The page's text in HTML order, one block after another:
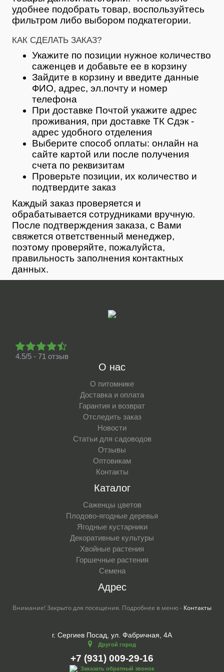
удобнее подобрать товар, воспользуйтесь
фильтром либо выбором подкатегории.
КАК СДЕЛАТЬ ЗАКАЗ?
Укажите по позиции нужное количество
саженцев и добавьте ее в корзину
Зайдите в корзину и введите данные
ФИО, адрес, эл.почту и номер
телефона
При доставке Почтой укажите адрес
проживания, при доставке ТК Сдэк -
адрес удобного отделения
Выберите способ оплаты: онлайн на
сайте картой или после получения
счета по реквизитам
Проверьте позиции, их количество и
подтвердите заказ
Каждый заказ проверяется и
обрабатывается сотрудниками вручную.
После подтверждения заказа, с Вами
свяжется ответственный менеджер,
поэтому проверяйте, пожалуйста,
правильность заполнения контактных
данных.
4.5/5 - 71 отзыв
О нас
О питомнике
Доставка и оплата
Гарантия и возврат
Отследить заказ
Новости
Статьи для садоводов
Отзывы
Оптовикам
Контакты
Каталог
Саженцы цветов
Плодово-ягодные деревья
Ягодные кустарники
Декоративные культуры
Хвойные растения
Горшечные растения
Семена
Адрес
Внимание! Закрыто для посещения. Подробнее в меню - Контакты
г. Сергиев Посад, ул. Фабричная, 4А
Другой город
+7 (931) 009-29-16
Заказать обратный звонок